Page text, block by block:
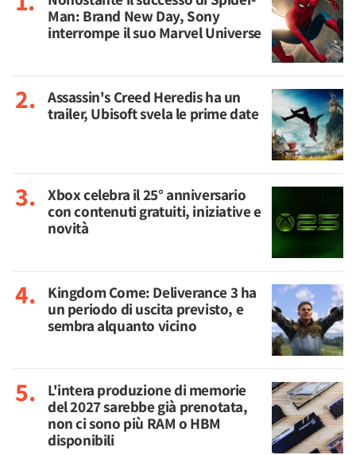
Man: Brand New Day, Sony
interrompe il suo Marvel Universe
Assassin's Creed Heredis ha un
trailer, Ubisoft svela le prime date
Xbox celebra il 25° anniversario
con contenuti gratuiti, iniziative e
novità
Kingdom Come: Deliverance 3 ha
un periodo di uscita previsto, e
sembra alquanto vicino
L'intera produzione di memorie
del 2027 sarebbe già prenotata,
non ci sono più RAM o HBM
disponibili